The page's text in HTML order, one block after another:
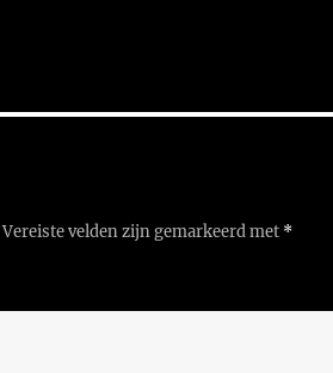
Vereiste velden zijn gemarkeerd met *